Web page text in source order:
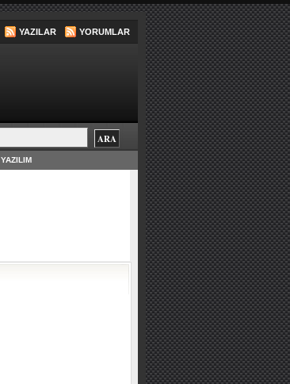
YAZILAR YORUMLAR
YAZILIM